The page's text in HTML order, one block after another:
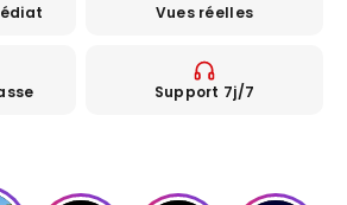
profil, posts et biographies
preuve sociale.
Vues réelles
Support 7j/7